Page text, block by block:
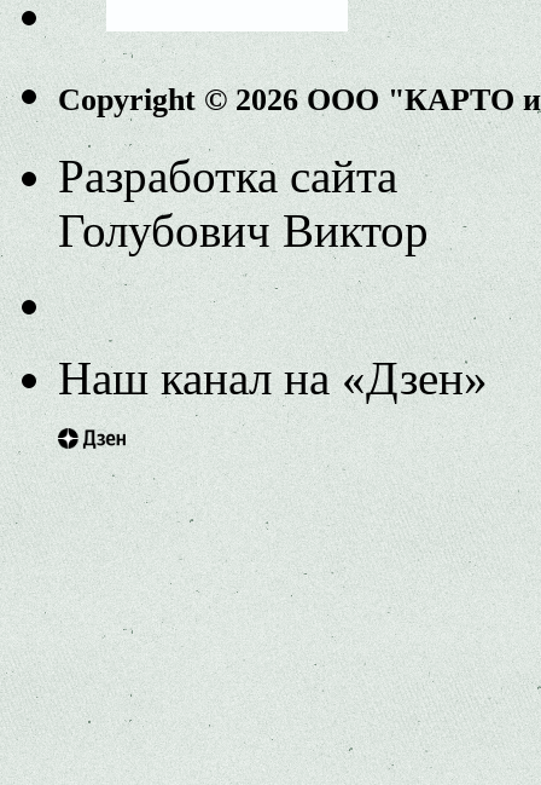
Copyright © 2026 ООО "КАРТО
Разработка сайта
Голубович Виктор
Наш канал на «Дзен»